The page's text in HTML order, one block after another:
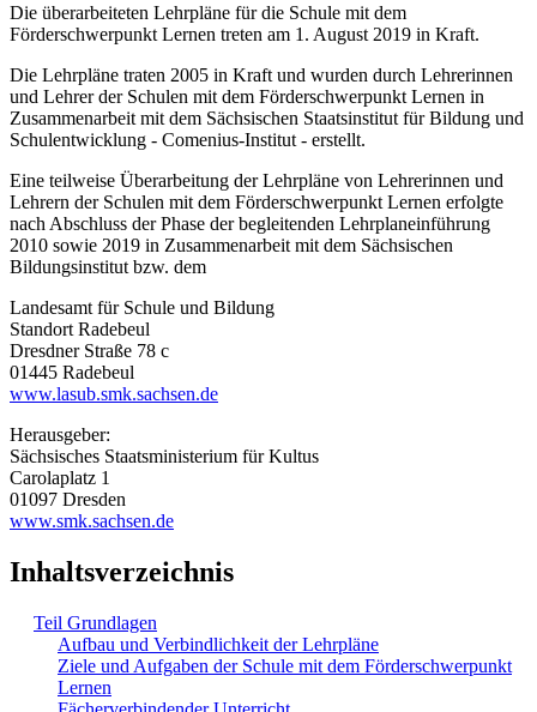
Die überarbeiteten Lehrpläne für die Schule mit dem
Förderschwerpunkt Lernen treten am 1. August 2019 in Kraft.
Die Lehrpläne traten 2005 in Kraft und wurden durch Lehrerinnen
und Lehrer der Schulen mit dem Förderschwerpunkt Lernen in
Zusammenarbeit mit dem Sächsischen Staatsinstitut für Bildung und
Schulentwicklung - Comenius-Institut - erstellt.
Eine teilweise Überarbeitung der Lehrpläne von Lehrerinnen und
Lehrern der Schulen mit dem Förderschwerpunkt Lernen erfolgte
nach Abschluss der Phase der begleitenden Lehrplaneinführung
2010 sowie 2019 in Zusammenarbeit mit dem Sächsischen
Bildungsinstitut bzw. dem
Landesamt für Schule und Bildung
Standort Radebeul
Dresdner Straße 78 c
01445 Radebeul
www.lasub.smk.sachsen.de
Herausgeber:
Sächsisches Staatsministerium für Kultus
Carolaplatz 1
01097 Dresden
www.smk.sachsen.de
Inhaltsverzeichnis
Teil Grundlagen
Aufbau und Verbindlichkeit der Lehrpläne
Ziele und Aufgaben der Schule mit dem Förderschwerpunkt
Lernen